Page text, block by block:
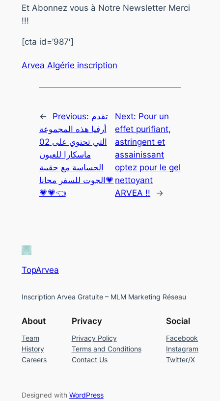
Et Abonnez vous à Notre Newsletter Merci
!!!
[cta id=’987′]
Arvea Algérie inscription
← Previous: تقدم
أرفيا هذه المجموعة
التي تحتوي على 02
ماسكارا للعيون
الحساسة مع حقيبة
الجوت للسفر مجانا💗
💗💗👈
Next: Pour un
effet purifiant,
astringent et
assainissant
optez pour le gel
nettoyant
ARVEA !!
→
TopArvea
Inscription Arvea Gratuite – MLM Marketing Réseau
About
Team
History
Careers
Privacy
Privacy Policy
Terms and Conditions
Contact Us
Social
Facebook
Instagram
Twitter/X
Designed with WordPress